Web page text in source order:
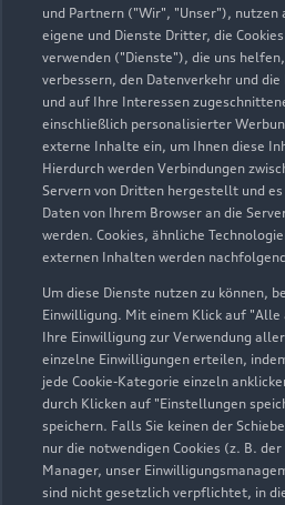
und Partnern ("Wir", "Unser"), nutzen
eigene und Dienste Dritter, die
verwenden ("Dienste"), die uns
verbessern, den Datenverkehr und
und auf Ihre Interessen
einschließlich personalisierter
externe Inhalte ein, um Ihnen diese
Hierdurch werden Verbindungen
Servern von Dritten hergestellt und
Daten von Ihrem Browser an die
werden. Cookies, ähnliche
externen Inhalten werden
Um diese Dienste nutzen zu können,
Einwilligung. Mit einem Klick auf
Ihre Einwilligung zur Verwendung
einzelne Einwilligungen erteilen,
jede Cookie-Kategorie einzeln
durch Klicken auf "Einstellungen
speichern. Falls Sie keinen der
nur die notwendigen Cookies (z. B.
Manager, unser
sind nicht gesetzlich verpflichtet, in
Schautag
Geschlossen,öffnet am
Zur Reparatur